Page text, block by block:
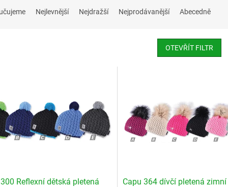
Nejlevnější Nejdražší Nejprodávanější Abecedně
OTEVŘÍT FILTR
Reflexní dětská pletená
Capu 364 dívčí pletená zimní